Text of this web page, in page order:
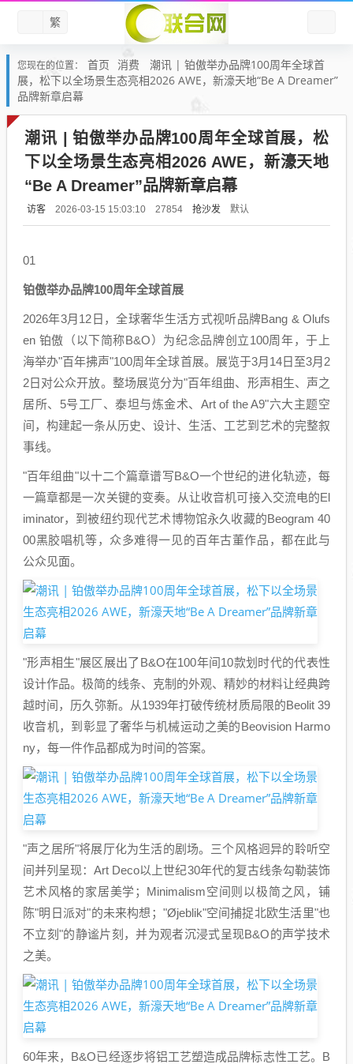
繁
您现在的位置： 首页 消费
潮讯 | 铂傲举办品牌100周年全球首
展，松下以全场景生态亮相2026 AWE，新濠天地“Be A Dreamer”
品牌新章启幕
潮讯 | 铂傲举办品牌100周年全球首展，松
下以全场景生态亮相2026 AWE，新濠天地
“Be A Dreamer”品牌新章启幕
访客 2026-03-15 15:03:10 27854 抢沙发 默认
01
铂傲举办品牌100周年全球首展
2026年3月12日，全球奢华生活方式视听品牌Bang & Olufs
en 铂傲（以下简称B&O）为纪念品牌创立100周年，于上
海举办"百年拂声"100周年全球首展。展览于3月14日至3月2
2日对公众开放。整场展览分为"百年组曲、形声相生、声之
居所、5号工厂、泰坦与炼金术、Art of the A9"六大主题空
间，构建起一条从历史、设计、生活、工艺到艺术的完整叙
事线。
"百年组曲"以十二个篇章谱写B&O一个世纪的进化轨迹，每
一篇章都是一次关键的变奏。从让收音机可接入交流电的El
iminator，到被纽约现代艺术博物馆永久收藏的Beogram 40
00黑胶唱机等，众多难得一见的百年古董作品，都在此与
公众见面。
"形声相生"展区展出了B&O在100年间10款划时代的代表性
设计作品。极简的线条、克制的外观、精妙的材料让经典跨
越时间，历久弥新。从1939年打破传统材质局限的Beolit 39
收音机，到彰显了奢华与机械运动之美的Beovision Harmo
ny，每一件作品都成为时间的答案。
"声之居所"将展厅化为生活的剧场。三个风格迥异的聆听空
间并列呈现：Art Deco以上世纪30年代的复古线条勾勒装饰
艺术风格的家居美学；Minimalism空间则以极简之风，铺
陈"明日派对"的未来构想；"Øjeblik"空间捕捉北欧生活里"也
不立刻"的静谧片刻，并为观者沉浸式呈现B&O的声学技术
之美。
60年来，B&O已经逐步将铝工艺塑造成品牌标志性工艺。B